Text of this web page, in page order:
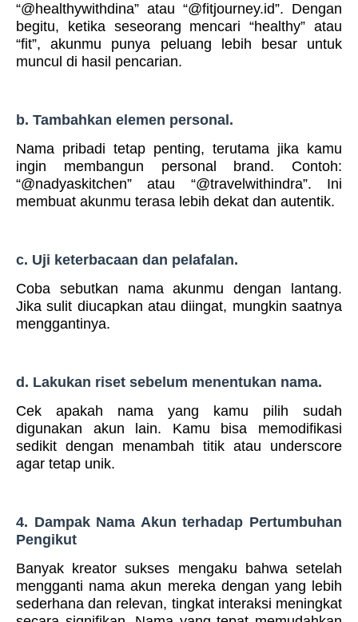
“@healthywithdina” atau “@fitjourney.id”. Dengan
begitu, ketika seseorang mencari “healthy” atau
“fit”, akunmu punya peluang lebih besar untuk
muncul di hasil pencarian.
b. Tambahkan elemen personal.
Nama pribadi tetap penting, terutama jika kamu
ingin membangun personal brand. Contoh:
“@nadyaskitchen” atau “@travelwithindra”. Ini
membuat akunmu terasa lebih dekat dan autentik.
c. Uji keterbacaan dan pelafalan.
Coba sebutkan nama akunmu dengan lantang.
Jika sulit diucapkan atau diingat, mungkin saatnya
menggantinya.
d. Lakukan riset sebelum menentukan nama.
Cek apakah nama yang kamu pilih sudah
digunakan akun lain. Kamu bisa memodifikasi
sedikit dengan menambah titik atau underscore
agar tetap unik.
4. Dampak Nama Akun terhadap Pertumbuhan
Pengikut
Banyak kreator sukses mengaku bahwa setelah
mengganti nama akun mereka dengan yang lebih
sederhana dan relevan, tingkat interaksi meningkat